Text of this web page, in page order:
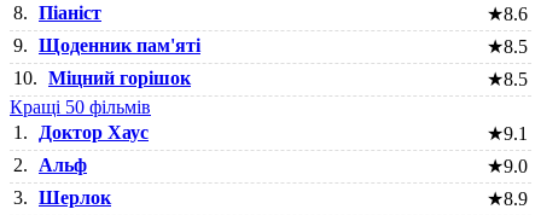
8. Піаніст ★8.6
9. Щоденник пам'яті ★8.5
10. Міцний горішок ★8.5
Кращі 50 фільмів
1.
Доктор Хаус ★9.1
2.
Альф ★9.0
3. Шерлок ★8.9